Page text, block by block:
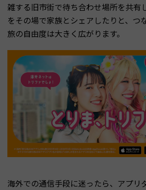
雑する旧市街で待ち合わせ場所を共有
をその場で家族とシェアしたりと、つ
旅の自由度は大きく広がります。
海外での通信手段に迷ったら、アプリ